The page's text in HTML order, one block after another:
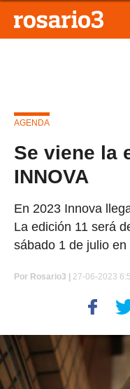
AGENDA
Se viene la
INNOVA
En 2023 Innova
La edición 11 será
sábado 1 de julio
Por Rosario3 | 27-06-2023